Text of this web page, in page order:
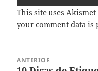
This site uses
your comment data is
ANTERIOR